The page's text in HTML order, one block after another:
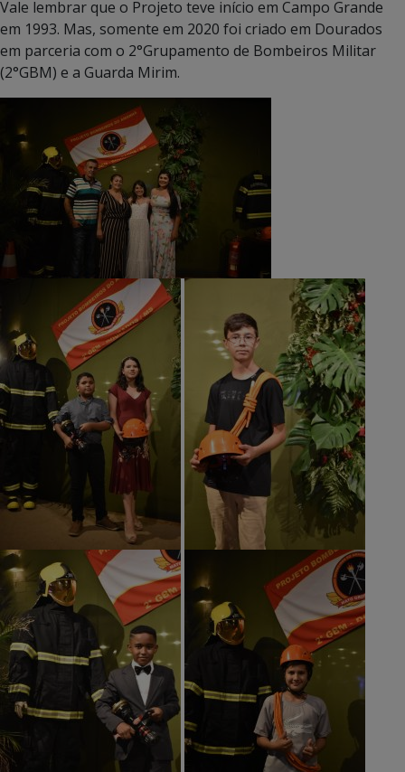
Vale lembrar que o Projeto teve início em Campo Grande
em 1993. Mas, somente em 2020 foi criado em Dourados
em parceria com o 2°Grupamento de Bombeiros Militar
(2°GBM) e a Guarda Mirim.